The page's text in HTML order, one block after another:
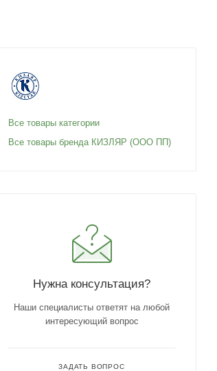
Все товары категории
Все товары бренда КИЗЛЯР (ООО ПП)
Нужна консультация?
Наши специалисты ответят на любой
интересующий вопрос
ЗАДАТЬ ВОПРОС